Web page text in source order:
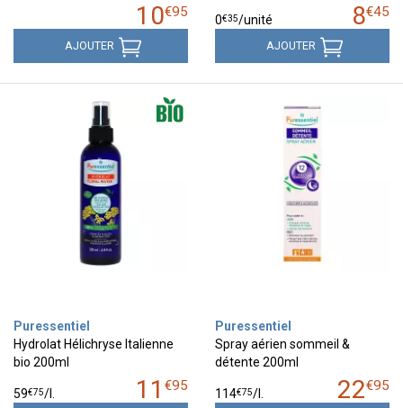
10€95
AJOUTER
8€45
0€35/unité
AJOUTER
Puressentiel
Hydrolat Hélichryse Italienne
bio 200ml
11 €95
59€75/
Puressentiel
Spray aérien sommeil &
détente 200ml
22€95
114€75/